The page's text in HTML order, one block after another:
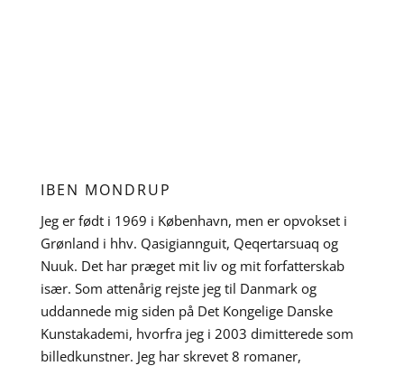
IBEN MONDRUP
Jeg er født i 1969 i København, men er opvokset i
Grønland i hhv. Qasigiannguit, Qeqertarsuaq og
Nuuk. Det har præget mit liv og mit forfatterskab
især. Som attenårig rejste jeg til Danmark og
uddannede mig siden på Det Kongelige Danske
Kunstakademi, hvorfra jeg i 2003 dimitterede som
billedkunstner. Jeg har skrevet 8 romaner,